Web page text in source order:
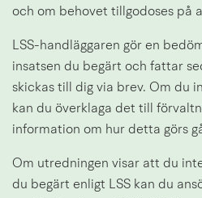
och om behovet tillgodoses på
LSS-handläggaren gör en
insatsen du begärt och fattar
skickas till dig via brev. Om du
kan du överklaga det till
information om hur detta görs
Om utredningen visar att du
du begärt enligt LSS kan du